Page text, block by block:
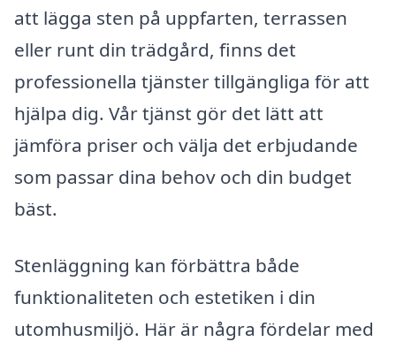
att lägga sten på uppfarten, terrassen
eller runt din trädgård, finns det
professionella tjänster tillgängliga för att
hjälpa dig. Vår tjänst gör det lätt att
jämföra priser och välja det erbjudande
som passar dina behov och din budget
bäst.
Stenläggning kan förbättra både
funktionaliteten och estetiken i din
utomhusmiljö. Här är några fördelar med